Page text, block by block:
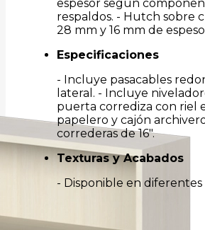
espesor según
respaldos. - Hutch sobre
28 mm y 16 mm de
Especificaciones
- Incluye pasacables
lateral. - Incluye
puerta corrediza con riel
papelero y cajón
correderas de 16".
Texturas y Acabados
- Disponible en